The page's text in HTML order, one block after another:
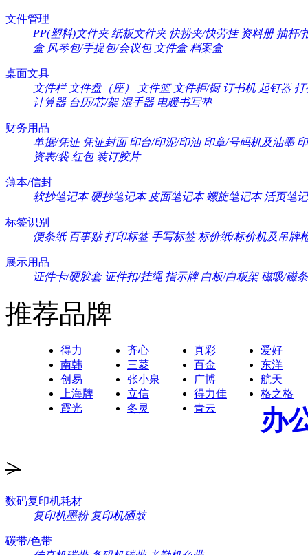
文件管理
PP(塑料)文件夹 纸板文件夹 快捞夹/快劳挂 资料册 抽杆/
盒 风琴包/手提包/会议包 文件盒 档案盒
桌面文具
文件栏 文件盘（座） 文件篮 文件柜/橱 订书机 起钉器 打
计算器 台历/芯/架 湿手器 电暖书写垫
财务用品
单据/凭证 凭证封面 印台/印泥/印油 印章/号码机及油墨
资表/袋 红包 装订胶片
薄本/信封
软抄笔记本 硬抄笔记本 皮面笔记本 螺旋笔记本 活页笔
标签识别
便条纸 百事贴 打印标签 手写标签 标价纸/标价机及吊牌
展示用品
证件卡/硬胶套 证件扣/挂绳 指示牌 白板/白板架 磁吸/磁条
推荐品牌
得力 齐心 真彩
爱好
南韩
三菱 百金
东洋
创易
张小泉 广博
航天
上海牌
立信 得力佳
格之格
霞光
冬灵 青云 办
>
数码复印机耗材
复印机墨粉 复印机硒鼓
碳带/色带